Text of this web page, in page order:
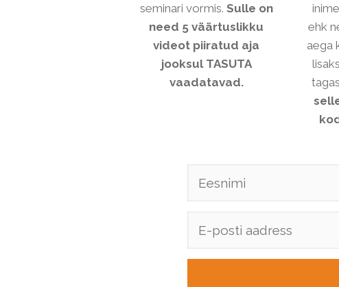
seminari vormis. Sulle on
need 5 väärtuslikku
videot piiratud aja
jooksul TASUTA
vaadatavad.
ehk
aega